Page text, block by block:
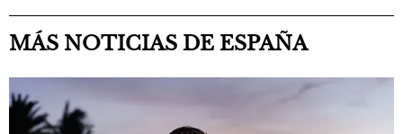
MÁS NOTICIAS DE ESPAÑA